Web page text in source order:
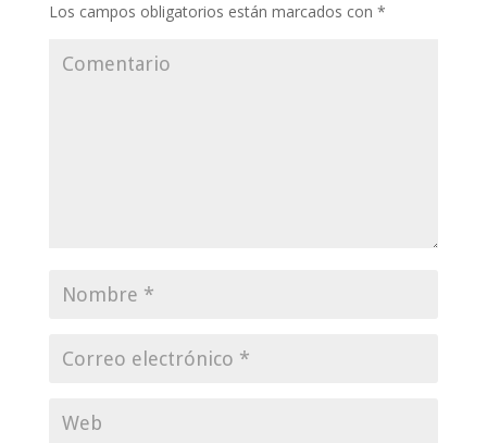
Los campos obligatorios están marcados con *